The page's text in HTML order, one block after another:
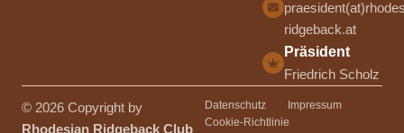
ridgeback.at
Präsident
Friedrich Scholz
© 2026 Copyright by
Rhodesian Ridgeback Club
Datenschutz
Impressum
Cookie-Richtlinie